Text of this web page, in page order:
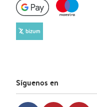
Síguenos en